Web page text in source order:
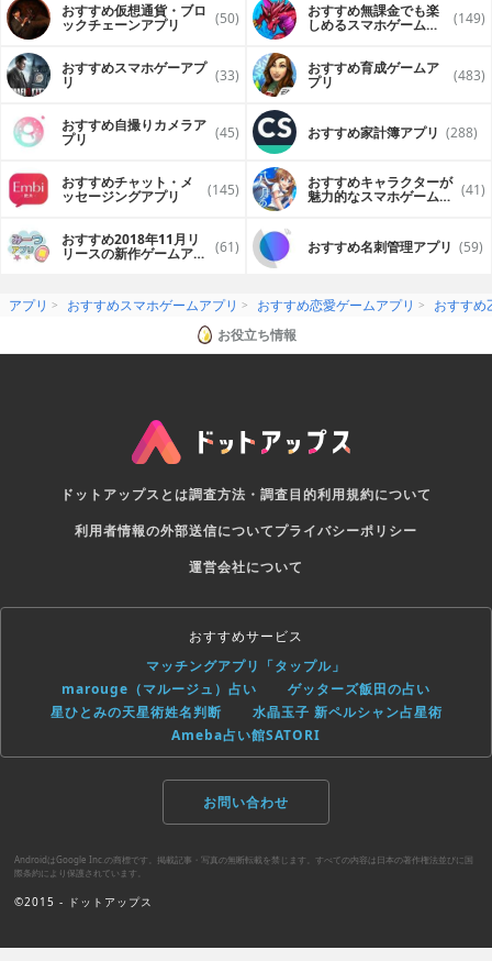
おすすめ仮想通貨・ブロ
ックチェーンアプリ (50) おすすめ無課金でも楽
しめるスマホゲームア (149)
おすすめスマホゲーアプ
リ (33) おすすめ育成ゲームア
プリ (483)
おすすめ自撮りカメラア
プリ (45) おすすめ家計簿アプリ (288)
おすすめチャット・メ
ッセージングアプリ (145) おすすめキャラクターが
魅力的なスマホゲームア (41)
おすすめ2018年11月リ
リースの新作ゲームアプ (61) おすすめ名刺管理アプリ (59)
アプリ おすすめスマホゲームアプリ おすすめ恋愛ゲームアプリ
おすすめ
お役立ち情報
ドットアップスとは調査方法・調査目的利用規約について
利用者情報の外部送信についてプライバシーポリシー
運営会社について
おすすめサービス
マッチングアプリ「タップル」
marouge（マルージュ）占い
ゲッターズ飯田の占い
星ひとみの天星術姓名判断
水晶玉子 新ペルシャン占星術
Ameba占い館SATORI
お問い合わせ
AndroidはGoogle Inc.の商標です。掲載記事・写真の無断転載を禁じます。すべての内容は日本の著作権法並びに国
際条約により保護されています。
©2015 - ドットアップス